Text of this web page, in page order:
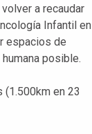
a recaudar
Infantil en
espacios de
posible.
(1.500km en 23